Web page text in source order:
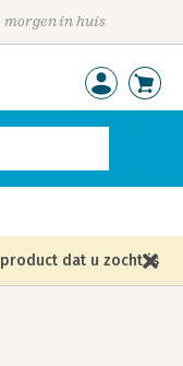
morgen in huis
product dat u zocht is
door de